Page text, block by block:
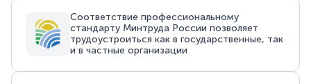
Соответствие профессиональному
стандарту Минтруда России позволяет
трудоустроиться как в государственные, так
и в частные организации